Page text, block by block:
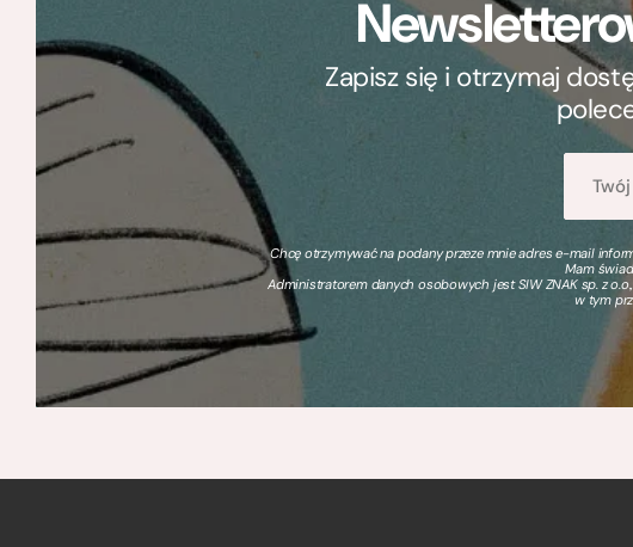
Zapisz się i otrzymaj
Chcę otrzymywać na podany przeze mnie adres e-mail
Mam
Administratorem danych osobowych jest SIW ZNAK sp. z
w tym